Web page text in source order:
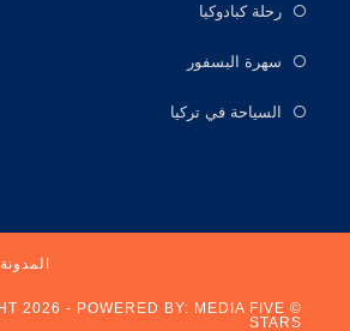
رحلة كبادوكيا
سهرة البسفور
السياحة في تركيا
المدونة
© COPYRIGHT 2026 - POWERED BY:
MEDIA FIVE
STARS